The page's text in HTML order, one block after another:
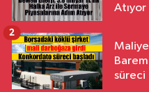
Atıyor
süreci
2